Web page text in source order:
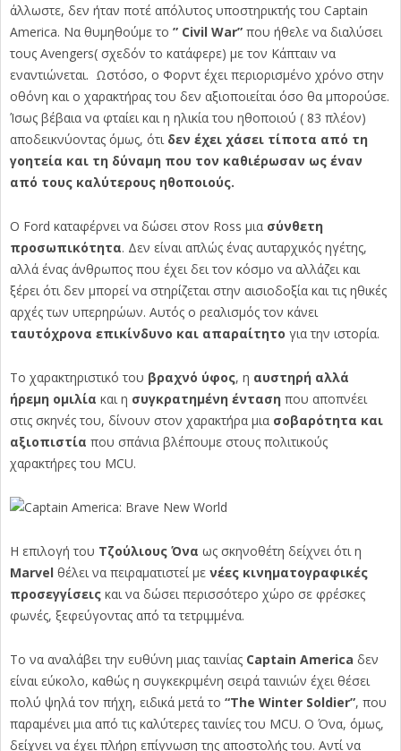
άλλωστε, δεν ήταν ποτέ απόλυτος υποστηρικτής του Captain
America. Να θυμηθούμε το ” Civil War” που ήθελε να διαλύσει
τους Avengers( σχεδόν το κατάφερε) με τον Κάπταιν να
εναντιώνεται. Ωστόσο, ο Φορντ έχει περιορισμένο χρόνο στην
οθόνη και ο χαρακτήρας του δεν αξιοποιείται όσο θα μπορούσε.
Ίσως βέβαια να φταίει και η ηλικία του ηθοποιού ( 83 πλέον)
αποδεικνύοντας όμως, ότι δεν έχει χάσει τίποτα από τη
γοητεία και τη δύναμη που τον καθιέρωσαν ως έναν
από τους καλύτερους ηθοποιούς.
Ο Ford καταφέρνει να δώσει στον Ross μια σύνθετη
προσωπικότητα. Δεν είναι απλώς ένας αυταρχικός ηγέτης,
αλλά ένας άνθρωπος που έχει δει τον κόσμο να αλλάζει και
ξέρει ότι δεν μπορεί να στηρίζεται στην αισιοδοξία και τις ηθικές
αρχές των υπερηρώων. Αυτός ο ρεαλισμός τον κάνει
ταυτόχρονα επικίνδυνο και απαραίτητο για την ιστορία.
Το χαρακτηριστικό του βραχνό ύφος, η αυστηρή αλλά
ήρεμη ομιλία και η συγκρατημένη ένταση που αποπνέει
στις σκηνές του, δίνουν στον χαρακτήρα μια σοβαρότητα και
αξιοπιστία που σπάνια βλέπουμε στους πολιτικούς
χαρακτήρες του MCU.
Η επιλογή του Τζούλιους Όνα ως σκηνοθέτη δείχνει ότι η
Marvel θέλει να πειραματιστεί με νέες κινηματογραφικές
προσεγγίσεις και να δώσει περισσότερο χώρο σε φρέσκες
φωνές, ξεφεύγοντας από τα τετριμμένα.
Το να αναλάβει την ευθύνη μιας ταινίας Captain America δεν
είναι εύκολο, καθώς η συγκεκριμένη σειρά ταινιών έχει θέσει
πολύ ψηλά τον πήχη, ειδικά μετά το “The Winter Soldier”, που
παραμένει μια από τις καλύτερες ταινίες του MCU. Ο Όνα, όμως,
δείχνει να έχει πλήρη επίγνωση της αποστολής του. Αντί να